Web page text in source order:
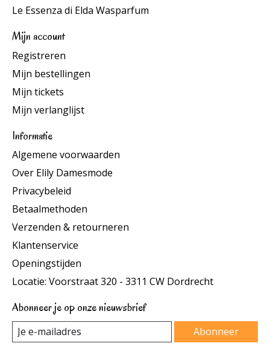
Le Essenza di Elda Wasparfum
Mijn account
Registreren
Mijn bestellingen
Mijn tickets
Mijn verlanglijst
Informatie
Algemene voorwaarden
Over Elily Damesmode
Privacybeleid
Betaalmethoden
Verzenden & retourneren
Klantenservice
Openingstijden
Locatie: Voorstraat 320 - 3311 CW Dordrecht
Abonneer je op onze nieuwsbrief
Abonneer